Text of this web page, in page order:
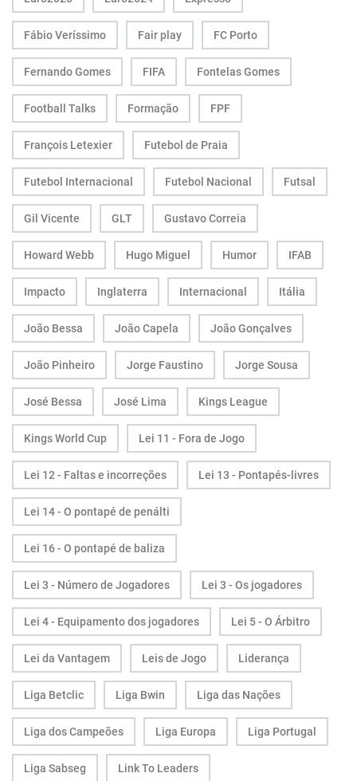
Fábio Veríssimo Fair play FC Porto
Fernando Gomes FIFA Fontelas Gomes
Football Talks Formação FPF
François Letexier Futebol de Praia
Futebol Internacional Futebol Nacional Futsal
Gil Vicente GLT Gustavo Correia
Howard Webb Hugo Miguel Humor IFAB
Impacto Inglaterra Internacional Itália
João Bessa João Capela João Gonçalves
João Pinheiro Jorge Faustino Jorge Sousa
José Bessa José Lima Kings League
Kings World Cup Lei 11 - Fora de Jogo
Lei 12 - Faltas e incorreções Lei 13 - Pontapés-livres
Lei 14 - O pontapé de penálti
Lei 16 - O pontapé de baliza
Lei 3 - Número de Jogadores Lei 3 - Os jogadores
Lei 4 - Equipamento dos jogadores Lei 5 - O Árbitro
Lei da Vantagem Leis de Jogo Liderança
Liga Betclic Liga Bwin Liga das Nações
Liga dos Campeões Liga Europa Liga Portugal
Liga Sabseg Link To Leaders